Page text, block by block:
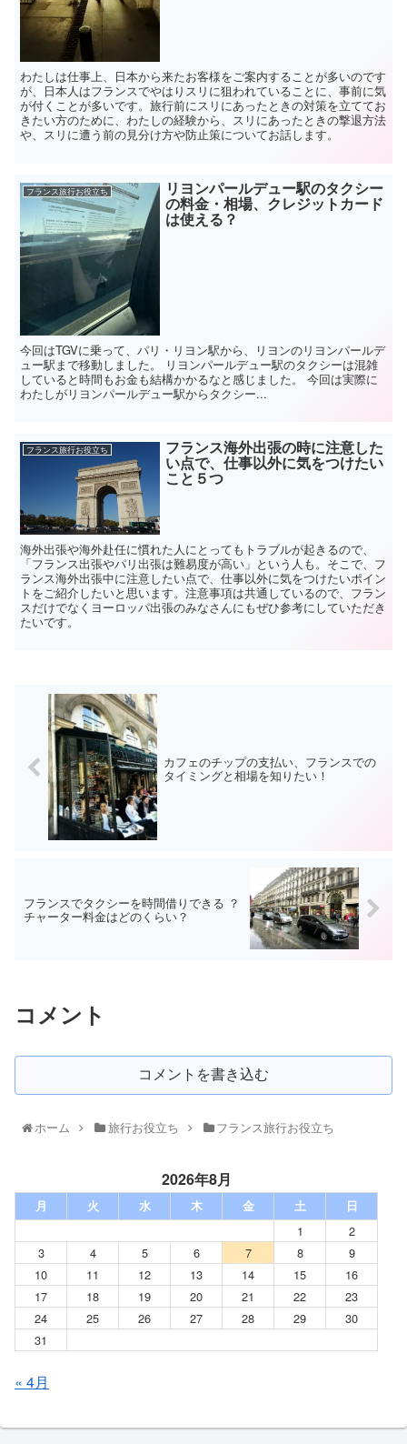
わたしは仕事上、日本から来たお客様をご案内することが多いのです
が、日本人はフランスでやはりスリに狙われていることに、事前に気
が付くことが多いです。旅行前にスリにあったときの対策を立ててお
きたい方のために、わたしの経験から、スリにあったときの撃退方法
や、スリに遭う前の見分け方や防止策についてお話します。
フランス旅行お役立ち リヨンパールデュー駅のタクシー
の料金・相場、クレジットカード
は使える？
今回はTGVに乗って、パリ・リヨン駅から、リヨンのリヨンパールデ
ュー駅まで移動しました。 リヨンパールデュー駅のタクシーは混雑
していると時間もお金も結構かかるなと感じました。 今回は実際に
わたしがリヨンパールデュー駅からタクシー...
フランス旅行お役立ち フランス海外出張の時に注意した
い点で、仕事以外に気をつけたい
こと５つ
海外出張や海外赴任に慣れた人にとってもトラブルが起きるので、
「フランス出張やパリ出張は難易度が高い」という人も。そこで、フ
ランス海外出張中に注意したい点で、仕事以外に気をつけたいポイン
トをご紹介したいと思います。注意事項は共通しているので、フラン
スだけでなくヨーロッパ出張のみなさんにもぜひ参考にしていただき
たいです。
カフェのチップの支払い、フランスでの
タイミングと相場を知りたい！
フランスでタクシーを時間借りできる ？
チャーター料金はどのくらい？
コメント
コメントを書き込む
ホーム 旅行お役立ち フランス旅行お役立ち
2026年8月
月 火 水 木 金 土 日
1
2
3
4 5 6 7 8
9
10
11 12 13 14 15
16
17
18 19 20 21 22
23
24
25 26 27 28 29
30
31
« 4月